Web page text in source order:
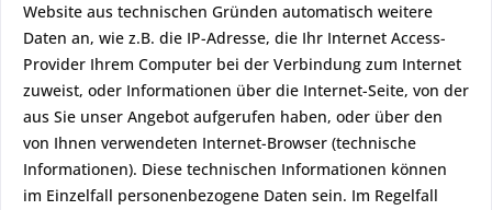
Website aus technischen Gründen automatisch weitere
Daten an, wie z.B. die IP-Adresse, die Ihr Internet Access-
Provider Ihrem Computer bei der Verbindung zum Internet
zuweist, oder Informationen über die Internet-Seite, von der
aus Sie unser Angebot aufgerufen haben, oder über den
von Ihnen verwendeten Internet-Browser (technische
Informationen). Diese technischen Informationen können
im Einzelfall personenbezogene Daten sein. Im Regelfall